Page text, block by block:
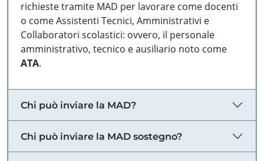
richieste tramite MAD per lavorare come docenti
o come Assistenti Tecnici, Amministrativi e
Collaboratori scolastici: ovvero, il personale
amministrativo, tecnico e ausiliario noto come
ATA.
Chi può inviare la MAD?
Chi può inviare la MAD sostegno?